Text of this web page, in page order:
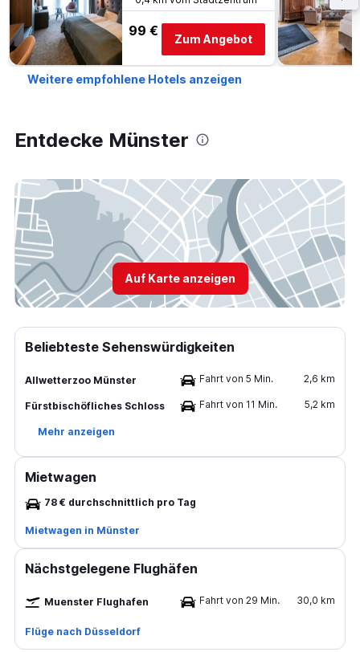
99 €
Zum Angebot
Weitere empfohlene Hotels anzeigen
Entdecke Münster
Auf Karte anzeigen
Beliebteste Sehenswürdigkeiten
Allwetterzoo Münster Fahrt von 5 Min. 2,6 km
Fürstbischöfliches Schloss Fahrt von 11 Min. 5,2 km
Mehr anzeigen
Mietwagen
78 € durchschnittlich pro Tag
Mietwagen in Münster
Nächstgelegene Flughäfen
Muenster Flughafen Fahrt von 29 Min. 30,0 km
Flüge nach Düsseldorf